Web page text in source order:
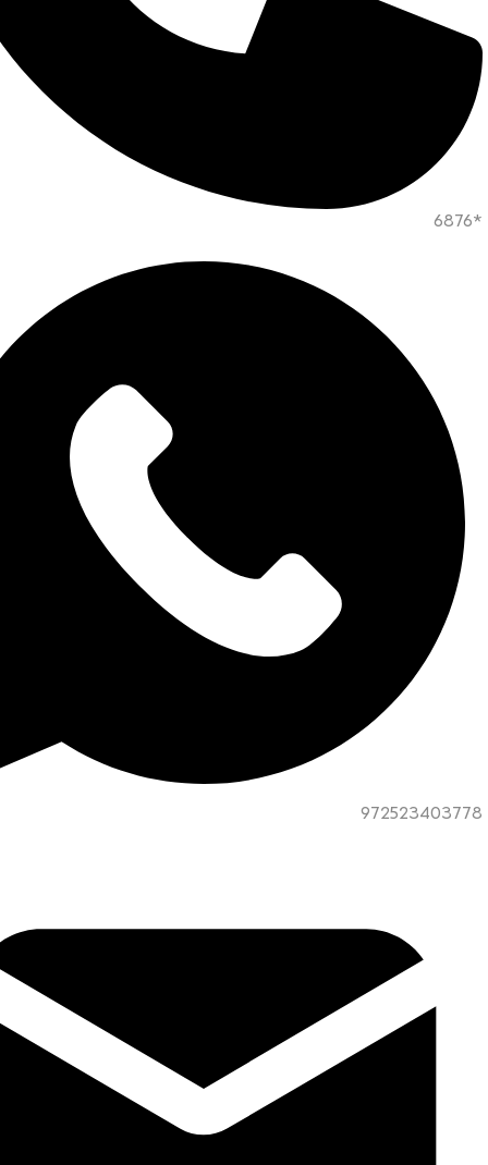
*6876
972523403778